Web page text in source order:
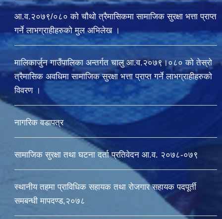
आ.व.२०७९/०८० को चौथो त्रैमासिकमा सामाजिक सुरक्षा भत्ता प्राप्त
गर्ने लाभग्राहीहरुको मुल अभिलेख ।
मालिकार्जुन गाउँपालिका अन्तर्गत चालु आ‍.व.२०७९।०८० को तेस्रो
त्रैमासिक अवधिमा सामाजिक सुरक्षा भत्ता प्राप्त गर्ने लाभग्राहीहरुको
विवरण ।
नागरिक वडापत्र
सामाजिक सुरक्षा तथा घटना दर्ता प्रतिवेदन आ.व. २०७८-०७९
स्थानीय तहमा प्राविधिक सहायक तथा रोजगार सहायक पदपूर्ती
समबन्धी मापदण्ड,२०७८